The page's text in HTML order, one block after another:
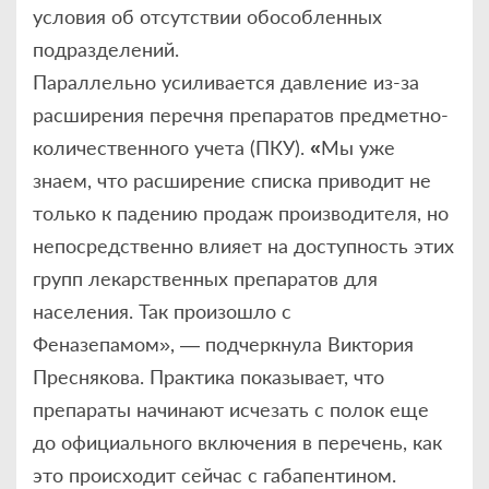
условия об отсутствии обособленных
подразделений.
Параллельно усиливается давление из-за
расширения перечня препаратов предметно-
количественного учета (ПКУ). «Мы уже
знаем, что расширение списка приводит не
только к падению продаж производителя, но
непосредственно влияет на доступность этих
групп лекарственных препаратов для
населения. Так произошло с
Феназепамом», — подчеркнула Виктория
Преснякова. Практика показывает, что
препараты начинают исчезать с полок еще
до официального включения в перечень, как
это происходит сейчас с габапентином.